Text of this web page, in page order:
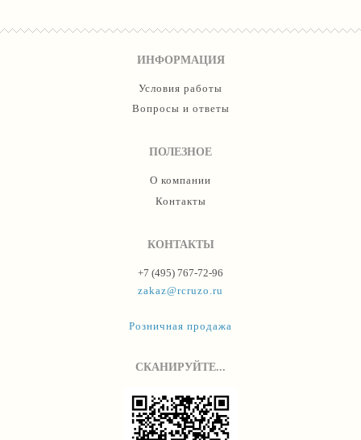
ИНФОРМАЦИЯ
Условия работы
Вопросы и ответы
ПОЛЕЗНОЕ
О компании
Контакты
КОНТАКТЫ
+7 (495) 767-72-96
zakaz@rcruzo.ru
Розничная продажа
СКАНИРУЙТЕ...